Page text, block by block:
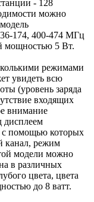
- 128
можно
174, 400-474 МГц
мощностью 5 Вт.
режимами
увидеть всю
(уровень заряда
входящих
внимание
дисплеем
с помощью которых
канал, режим
модели можно
в различных
цвета, цвета
до 8 ватт.